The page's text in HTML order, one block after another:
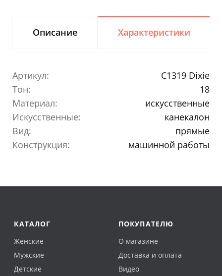
Описание Характеристики
Артикул:
C1319 Dixie
Тон:
18
Материал:
искусственные
Искусственные:
канекалон
Вид:
прямые
Конструкция:
машинной работы
КАТАЛОГ
Женские
Мужские
Детские
ПОКУПАТЕЛЮ
О магазине
Доставка и оплата
Видео